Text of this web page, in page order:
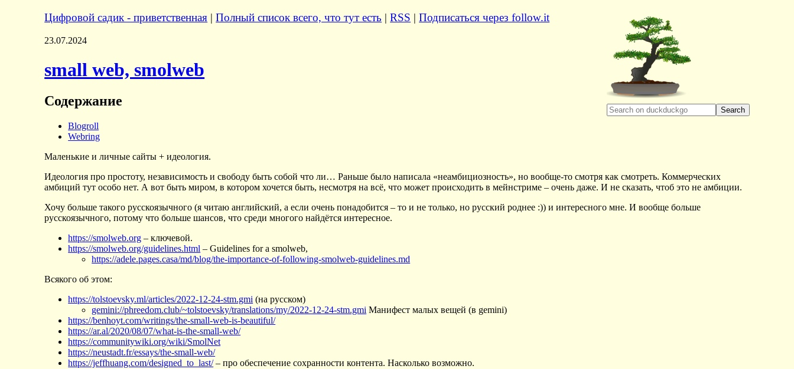
Search
Цифровой садик - приветственная |Полный список всего, что тут есть |RSS |Подписаться через follow.it
23.07.2024
small web, smolweb
Содержание
Blogroll
Webring
Маленькие и личные сайты + идеология.
Идеология про простоту, независимость и свободу быть собой что ли… Раньше было написала «неамбициозность», но вообще-то смотря как смотреть. Коммерческих
амбиций тут особо нет. А вот быть миром, в котором хочется быть, несмотря на всё, что может происходить в мейнстриме – очень даже. И не сказать, чтоб это не амбиции.
Хочу больше такого русскоязычного (я читаю английский, а если очень понадобится – то и не только, но русский роднее :)) и интересного мне. И вообще больше
русскоязычного, потому что больше шансов, что среди многого найдётся интересное.
https://smolweb.org – ключевой.
https://smolweb.org/guidelines.html – Guidelines for a smolweb,
https://adele.pages.casa/md/blog/the-importance-of-following-smolweb-guidelines.md
Всякого об этом:
https://tolstoevsky.ml/articles/2022-12-24-stm.gmi (на русском)
gemini://phreedom.club/~tolstoevsky/translations/my/2022-12-24-stm.gmi Манифест малых вещей (в gemini)
https://benhoyt.com/writings/the-small-web-is-beautiful/
https://ar.al/2020/08/07/what-is-the-small-web/
https://communitywiki.org/wiki/SmolNet
https://neustadt.fr/essays/the-small-web/
https://jeffhuang.com/designed_to_last/– про обеспечение сохранности контента. Насколько возможно.